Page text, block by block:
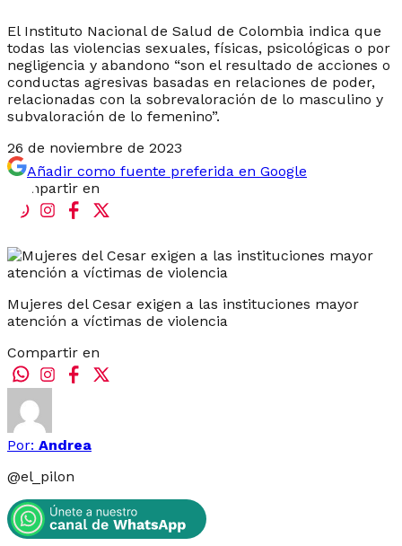
El Instituto Nacional de Salud de Colombia indica que
todas las violencias sexuales, físicas, psicológicas o por
negligencia y abandono “son el resultado de acciones o
conductas agresivas basadas en relaciones de poder,
relacionadas con la sobrevaloración de lo masculino y
subvaloración de lo femenino”.
26 de noviembre de 2023
Añadir como fuente preferida en Google
Compartir en
Mujeres del Cesar exigen a las instituciones mayor
atención a víctimas de violencia
Compartir en
Por: Andrea
@el_pilon